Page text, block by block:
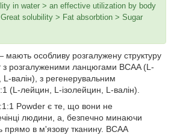
in water > an effective utilization by body
solubility > Fat absorbtion > Sugar
особливу розгалужену структуру
з розгалуженими ланцюгами BCAA (L-
L-валін), з регенерувальним
(L-лейцин, L-ізолейцин, L-валін).
Powder є те, що вони не
людини, а, безпечно минаючи
прямо в м'язову тканину. BCAA